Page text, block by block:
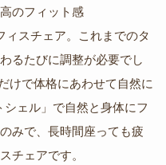
のフィット感
スチェア。これまでのタ
るたびに調整が必要でし
けで体格にあわせて自然に
ェル」で自然と身体にフ
みで、長時間座っても疲
チェアです。